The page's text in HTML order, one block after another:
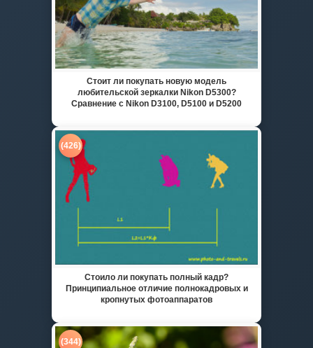
Стоит ли покупать новую модель
любительской зеркалки Nikon D5300?
Сравнение с Nikon D3100, D5100 и D5200
(426)
Стоило ли покупать полный кадр?
Принципиальное отличие полнокадровых и
кропнутых фотоаппаратов
(344)